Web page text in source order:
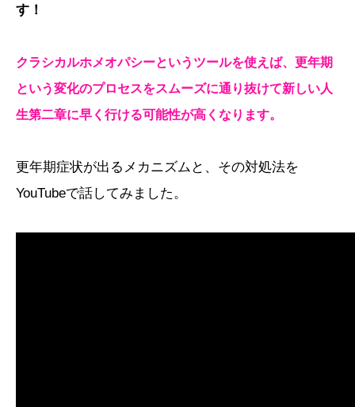
す！
クラシカルホメオパシーというツールを使えば、更年期
という変化のプロセスをスムーズに通り抜けて新しい人
生第二章に早く行ける可能性が高くなります。
更年期症状が出るメカニズムと、その対処法を
YouTubeで話してみました。